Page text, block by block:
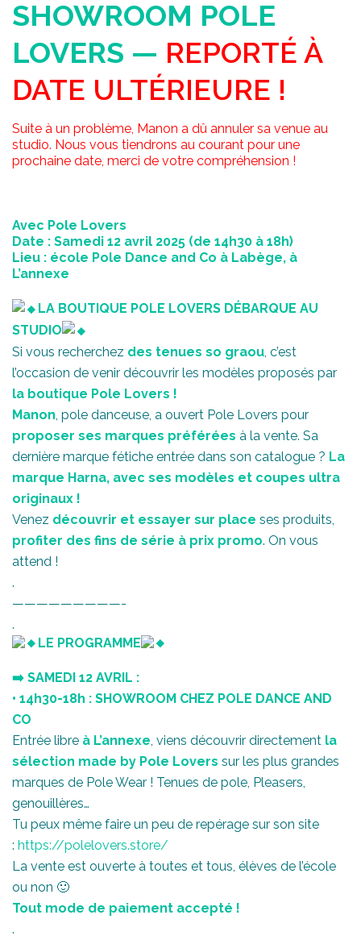
SHOWROOM POLE
LOVERS — REPORTÉ À
DATE ULTÉRIEURE !
Suite à un problème, Manon a dû annuler sa venue au
studio. Nous vous tiendrons au courant pour une
prochaine date, merci de votre compréhension !
Avec Pole Lovers
Date : Samedi 12 avril 2025 (de 14h30 à 18h)
Lieu : école Pole Dance and Co à Labège, à
L’annexe
LA BOUTIQUE POLE LOVERS DÉBARQUE AU
STUDIO
Si vous recherchez des tenues so graou , c’est
l’occasion de venir découvrir les modèles proposés par
la boutique Pole Lovers !
Manon , pole danceuse, a ouvert Pole Lovers pour
proposer ses marques préférées à la vente. Sa
dernière marque fétiche entrée dans son catalogue ? La
marque Harna, avec ses modèles et coupes ultra
originaux !
Venez découvrir et essayer sur place ses produits,
profiter des fins de série à prix promo. On vous
attend !
.
—————————-
.
LE PROGRAMME
➡️ SAMEDI 12 AVRIL :
• 14h30-18h : SHOWROOM CHEZ POLE DANCE AND
CO
Entrée libre à L’annexe, viens découvrir directement la
sélection made by Pole Lovers sur les plus grandes
marques de Pole Wear ! Tenues de pole, Pleasers,
genouillères…
Tu peux même faire un peu de repérage sur son site
: https://polelovers.store/
La vente est ouverte à toutes et tous, élèves de l’école
ou non 🙂
Tout mode de paiement accepté !
.